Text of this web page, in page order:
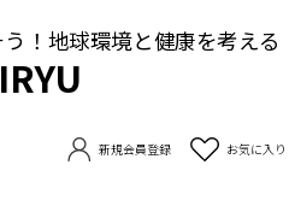
！地球環境と健康を考える
新規会員登録 お気に入り